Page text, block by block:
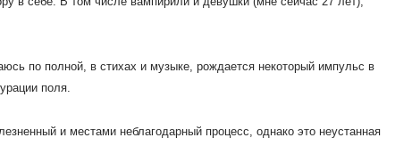
по полной, в стихах и музыке, рождается некоторый импульс в
поля.
и местами неблагодарный процесс, однако это неустанная